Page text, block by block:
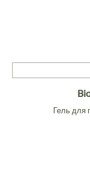
Гель для